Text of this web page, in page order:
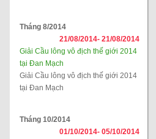
Tháng 8/2014
21/08/2014- 21/08/2014
Giải Cầu lông vô địch thế giới 2014
tại Đan Mạch
Giải Cầu lông vô địch thế giới 2014
tại Đan Mạch
Tháng 10/2014
01/10/2014- 05/10/2014